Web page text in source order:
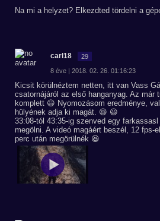
Na mi a helyzet? Elkezdted tördelni a
carl18 29
8 éve | 2018. 02. 26. 01:16:23
Kicsit körülnéztem netten, itt van Vass
csatornájáról az első hanganyag. Az már
komplett 😃 Nyomozásom eredménye,
hülyének adja ki magát. 😆 😃
33:08-tól 43:35-ig szenved egy
megölni. A videó magáért beszél, 12 fps-
perc után megörülnék 😆